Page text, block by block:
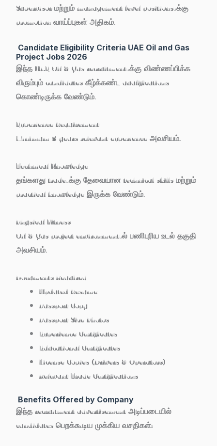
Supervisor மற்றும் management level positions-க்கு
promotion வாய்ப்புகள் அதிகம்.
Candidate Eligibility Criteria UAE Oil and Gas
Project Jobs 2026
இந்த UAE Oil & Gas recruitment-க்கு விண்ணப்பிக்க
விரும்பும் candidates கீழ்க்கண்ட qualifications
கொண்டிருக்க வேண்டும்.
Experience Requirement
Minimum 3 years relevant experience அவசியம்.
Technical Knowledge
தங்களது trade-க்கு தேவையான technical skills மற்றும்
practical knowledge இருக்க வேண்டும்.
Physical Fitness
Oil & Gas project environment-ல் பணிபுரிய உடல் தகுதி
அவசியம்.
Documents Required
Updated Resume
Passport Copy
Passport Size Photos
Experience Certificates
Educational Certificates
License Copies (Drivers & Operators)
Relevant Trade Certifications
Benefits Offered by Company
இந்த recruitment advertisement அடிப்படையில்
candidates பெறக்கூடிய முக்கிய வசதிகள்: